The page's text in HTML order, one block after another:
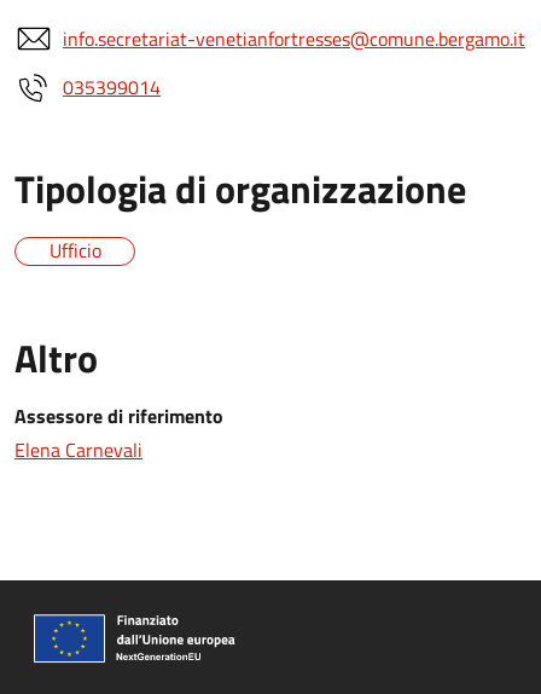
info.secretariat-venetianfortresses@comune.bergamo.it
035399014
Tipologia di organizzazione
Ufficio
Altro
Assessore di riferimento
Elena Carnevali